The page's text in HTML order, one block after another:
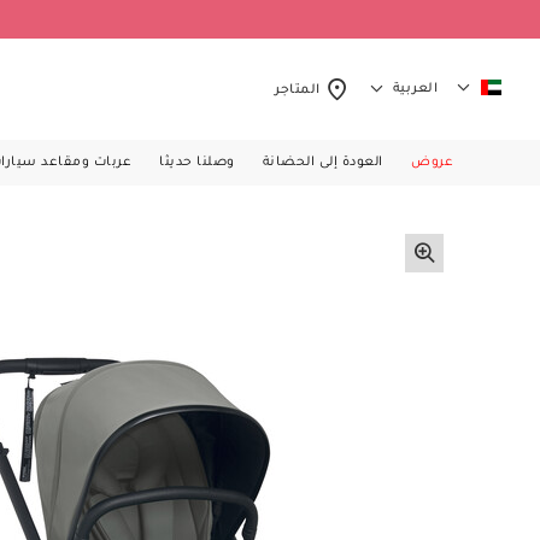
العربية المتاجر
عروض العودة إلى الحضانة وصلنا حديثا عربات ومقاعد